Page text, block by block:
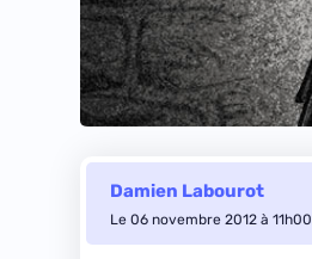
Damien Labourot
Le 06 novembre 2012 à 11h00